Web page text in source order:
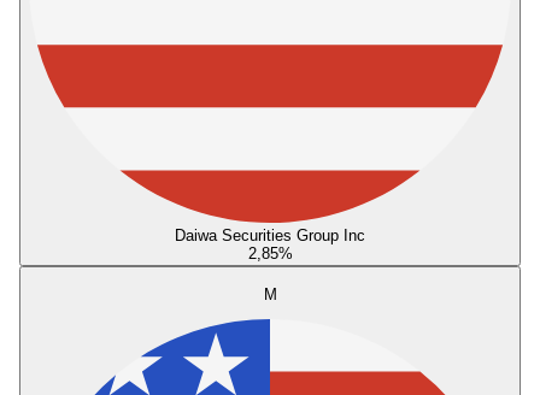
Daiwa Securities Group Inc
2,85%
M